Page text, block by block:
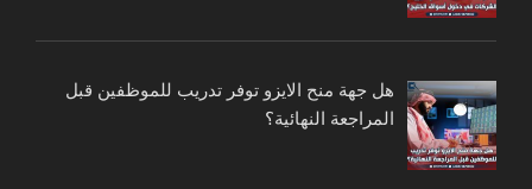
هل جهة منح الايزو توفر تدريب للموظفين قبل
المراجعة النهائية؟